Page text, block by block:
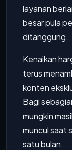
layanan
besar pula
ditanggung.
Kenaikan
terus
konten
Bagi
mungkin
muncul saat
satu bulan.